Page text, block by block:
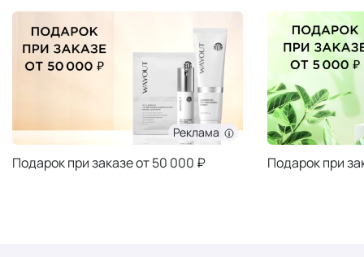
Реклама
Подарок при заказе от 50 000 ₽ Подарок при